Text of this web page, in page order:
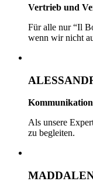
Vertrieb und
Für alle nur “Il
wenn wir nicht
Als unsere
zu begleiten.